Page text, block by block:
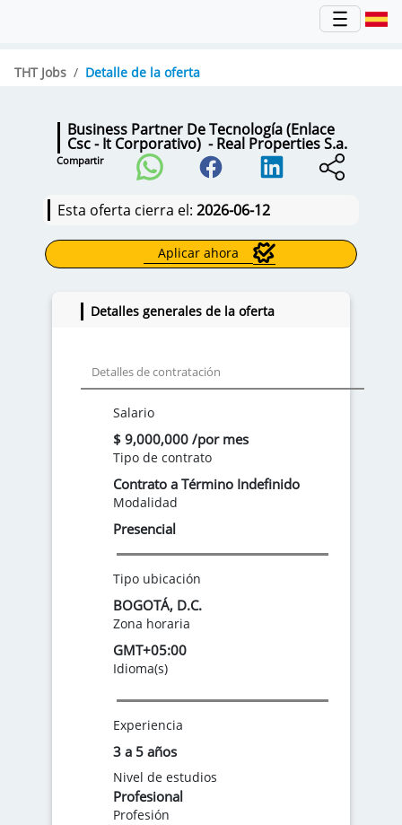
THT Jobs Detalle de la oferta
Business Partner De Tecnología (Enlace
Csc - It Corporativo) - Real Properties S.a.
Compartir
Esta oferta cierra el: 2026-06-12
Aplicar ahora
Detalles generales de la oferta
Detalles de contratación
Salario
$ 9,000,000 /por mes
Tipo de contrato
Contrato a Término Indefinido
Modalidad
Presencial
Tipo ubicación
BOGOTÁ, D.C.
Zona horaria
GMT+05:00
Idioma(s)
Experiencia
3 a 5 años
Nivel de estudios
Profesional
Profesión